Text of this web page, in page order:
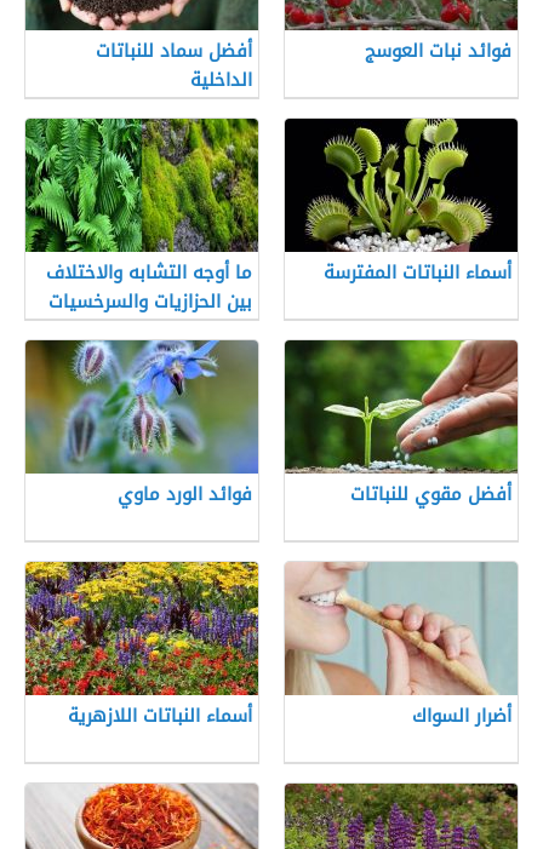
فوائد نبات العوسج
أفضل سماد للنباتات
الداخلية
أسماء النباتات المفترسة
ما أوجه التشابه والاختلاف
بين الحزازيات والسرخسيات
أفضل مقوي للنباتات فوائد الورد ماوي
أضرار السواك أسماء النباتات اللازهرية